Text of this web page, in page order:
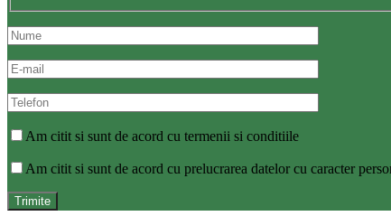
Am citit si sunt de acord cu termenii si conditiile
Am citit si sunt de acord cu prelucrarea datelor cu caracter